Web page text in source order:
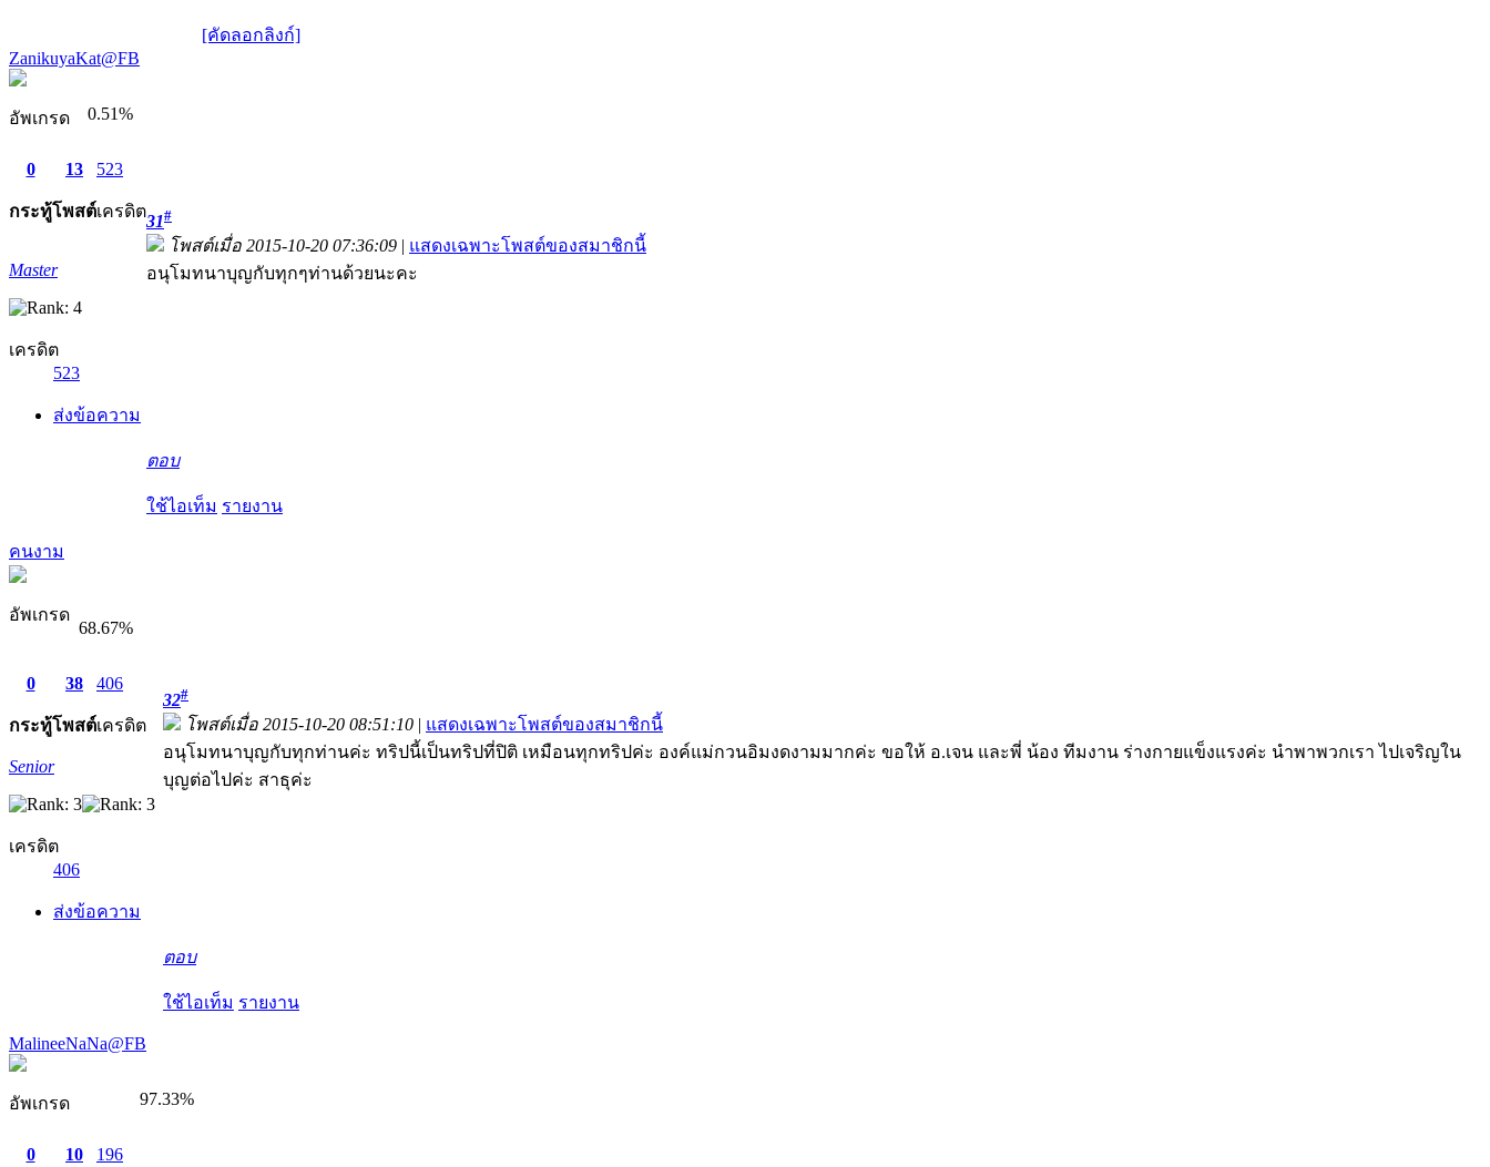
[คัดลอกลิงก์]
ZanikuyaKat@FB
อัพเกรด 0.51%
0
กระทู้
13
โพสต์
523
เครดิต
Master
เครดิต
523
ส่งข้อความ
31#
โพสต์เมื่อ 2015-10-20 07:36:09 | แสดงเฉพาะโพสต์ของสมาชิกนี้
อนุโมทนาบุญกับทุกๆท่านด้วยนะคะ
ตอบ
ใช้ไอเท็ม รายงาน
คนงาม
อัพเกรด
68.67%
0
กระทู้
38
โพสต์
406
เครดิต
Senior
เครดิต
406
ส่งข้อความ
32#
โพสต์เมื่อ 2015-10-20 08:51:10 | แสดงเฉพาะโพสต์ของสมาชิกนี้
อนุโมทนาบุญกับทุกท่านค่ะ ทริปนี้เป็นทริปที่ปิติ เหมือนทุกทริปค่ะ องค์แม่กวนอิมงดงามมากค่ะ ขอให้ อ.เจน และพี่ น้อง ทีมงาน ร่างกายแข็งแรงค่ะ นำพาพวกเรา ไปเจริญใน
บุญต่อไปค่ะ สาธุค่ะ
ตอบ
ใช้ไอเท็ม รายงาน
MalineeNaNa@FB
อัพเกรด 97.33%
0 10 196